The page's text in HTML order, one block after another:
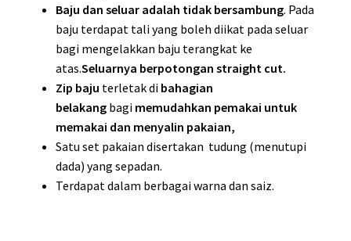
Baju dan seluar adalah tidak bersambung. Pada
baju terdapat tali yang boleh diikat pada seluar
bagi mengelakkan baju terangkat ke
atas.Seluarnya berpotongan straight cut.
Zip baju terletak di bahagian
belakangbagi memudahkan pemakai untuk
memakai dan menyalin pakaian,
Satu set pakaian disertakan tudung (menutupi
dada) yang sepadan.
Terdapat dalam berbagai warna dan saiz.